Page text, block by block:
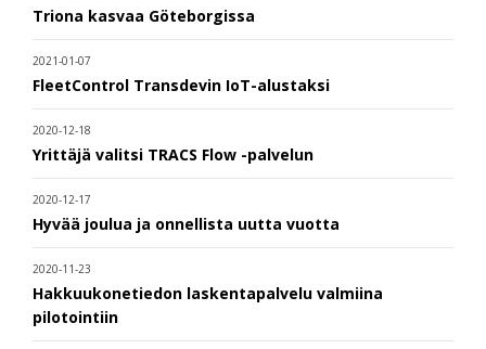
Triona kasvaa Göteborgissa
2021-01-07
FleetControl Transdevin IoT-alustaksi
2020-12-18
Yrittäjä valitsi TRACS Flow -palvelun
2020-12-17
Hyvää joulua ja onnellista uutta vuotta
2020-11-23
Hakkuukonetiedon laskentapalvelu valmiina
pilotointiin